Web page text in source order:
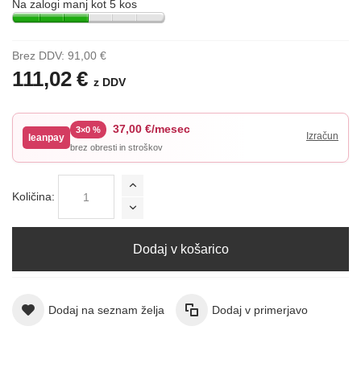
Na zalogi manj kot 5 kos
Brez DDV: 91,00 €
111,02 € z DDV
leanpay
3×0 % 37,00 €/mesec
brez obresti in stroškov
Količina:
Dodaj v košarico
Dodaj na seznam želja Dodaj v primerjavo